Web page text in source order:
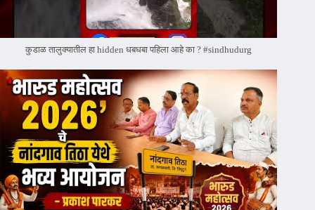
कुडाळ तालुक्यातील हा hidden धबधबा पहिला आहे का ? #sindhudurg